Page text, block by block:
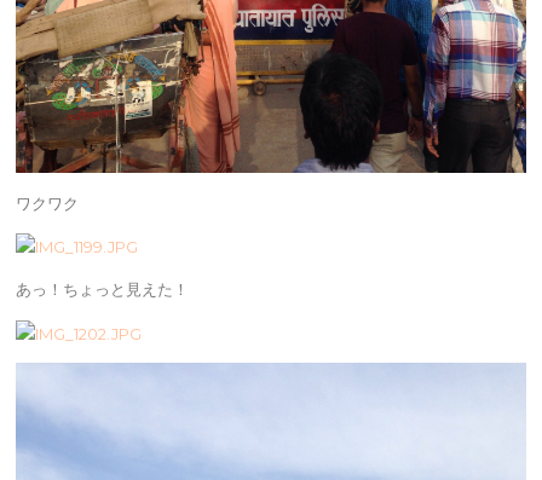
ワクワク
あっ！ちょっと見えた！